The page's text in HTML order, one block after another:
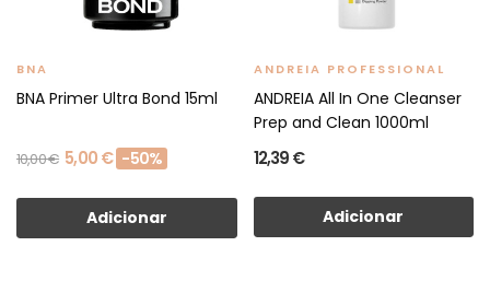
BNA
BNA Primer Ultra Bond 15ml
10,00 € 5,00 € -50%
Adicionar
ANDREIA PROFESSIONAL
ANDREIA All In One Cleanser
Prep and Clean 1000ml
12,39 €
Adicionar